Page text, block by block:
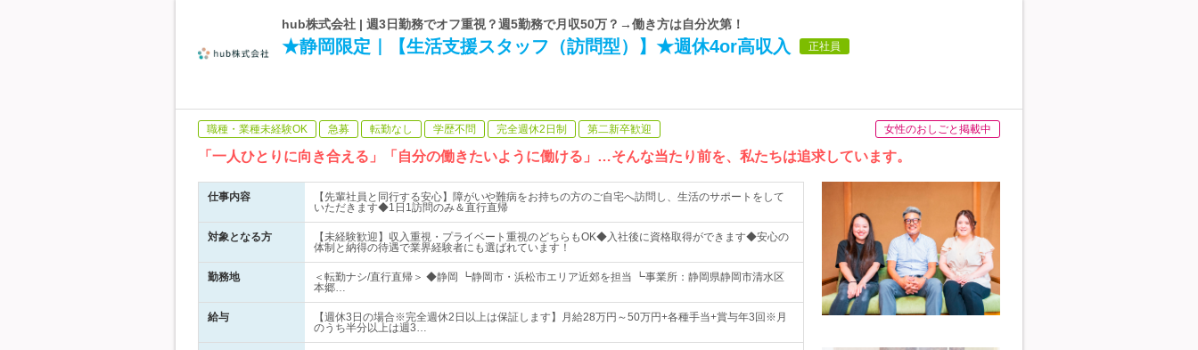
hub株式会社 | 週3日勤務でオフ重視？週5勤務で月収50万？→働き方は自分次第！
★静岡限定｜【生活支援スタッフ（訪問型）】★週休4or高収入 正社員
職種・業種未経験OK 急募 転勤なし 学歴不問 完全週休2日制 第二新卒歓迎 女性のおしごと掲載中
「一人ひとりに向き合える」「自分の働きたいように働ける」…そんな当たり前を、私たちは追求しています。
仕事内容
【先輩社員と同行する安心】障がいや難病をお持ちの方のご自宅へ訪問し、生活のサポートをして
いただきます◆1日1訪問のみ＆直行直帰
対象となる方
【未経験歓迎】収入重視・プライベート重視のどちらもOK◆入社後に資格取得ができます◆安心の
体制と納得の待遇で業界経験者にも選ばれています！
勤務地
＜転勤ナシ/直行直帰＞ ◆静岡 ┗静岡市・浜松市エリア近郊を担当 ┗事業所：静岡県静岡市清水区
本郷…
給与
【週休3日の場合※完全週休2日以上は保証します】月給28万円～50万円+各種手当+賞与年3回※月
のうち半分以上は週3…